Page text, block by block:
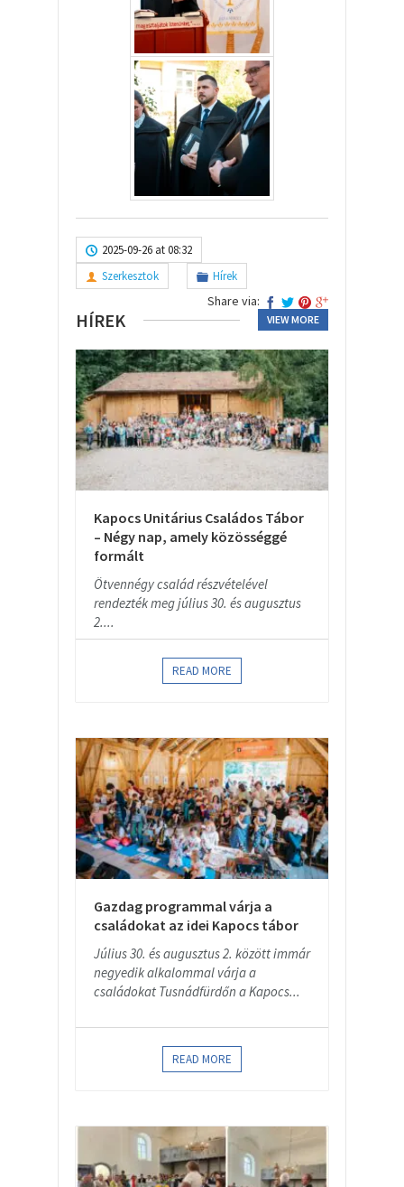
2025-09-26 at 08:32
Szerkesztok
Hírek
Share via:
HÍREK VIEW MORE
Kapocs Unitárius Családos Tábor
– Négy nap, amely közösséggé
formált
Ötvennégy család részvételével
rendezték meg július 30. és augusztus
2....
READ MORE
Gazdag programmal várja a
családokat az idei Kapocs tábor
Július 30. és augusztus 2. között immár
negyedik alkalommal várja a
családokat Tusnádfürdőn a Kapocs...
READ MORE